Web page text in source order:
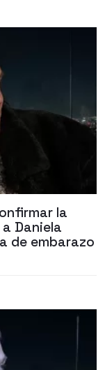
la
Daniela
de embarazo